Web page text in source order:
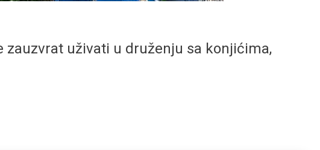
zauzvrat uživati u druženju sa konjićima,